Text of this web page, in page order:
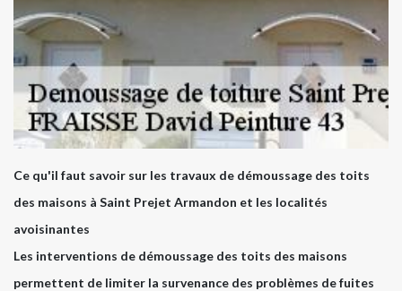
Ce qu'il faut savoir sur les travaux de démoussage des toits
des maisons à Saint Prejet Armandon et les localités
avoisinantes
Les interventions de démoussage des toits des maisons
permettent de limiter la survenance des problèmes de fuites